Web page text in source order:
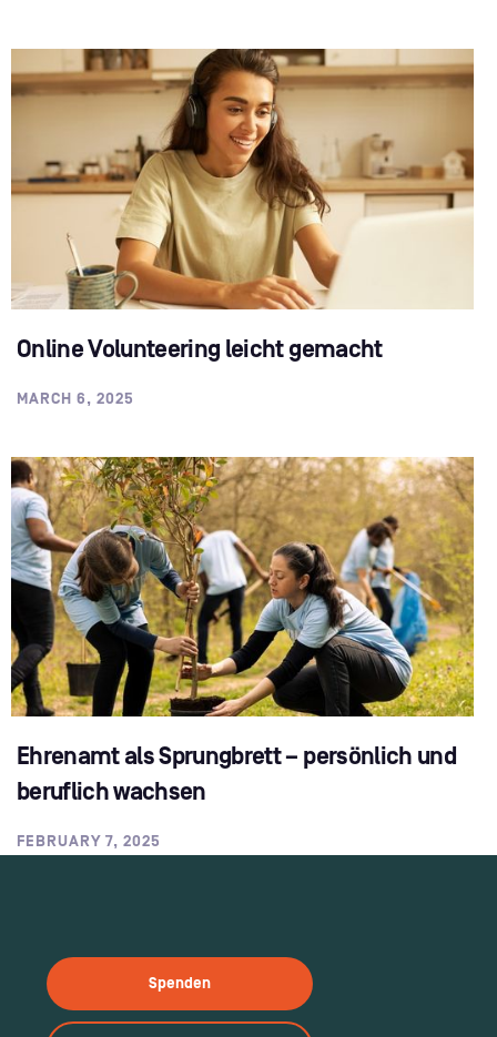
Online Volunteering leicht gemacht
MARCH 6, 2025
Ehrenamt als Sprungbrett – persönlich und
beruflich wachsen
FEBRUARY 7, 2025
Spenden